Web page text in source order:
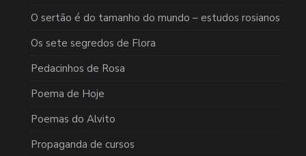
O sertão é do tamanho do mundo – estudos rosianos
Os sete segredos de Flora
Pedacinhos de Rosa
Poema de Hoje
Poemas do Alvito
Propaganda de cursos